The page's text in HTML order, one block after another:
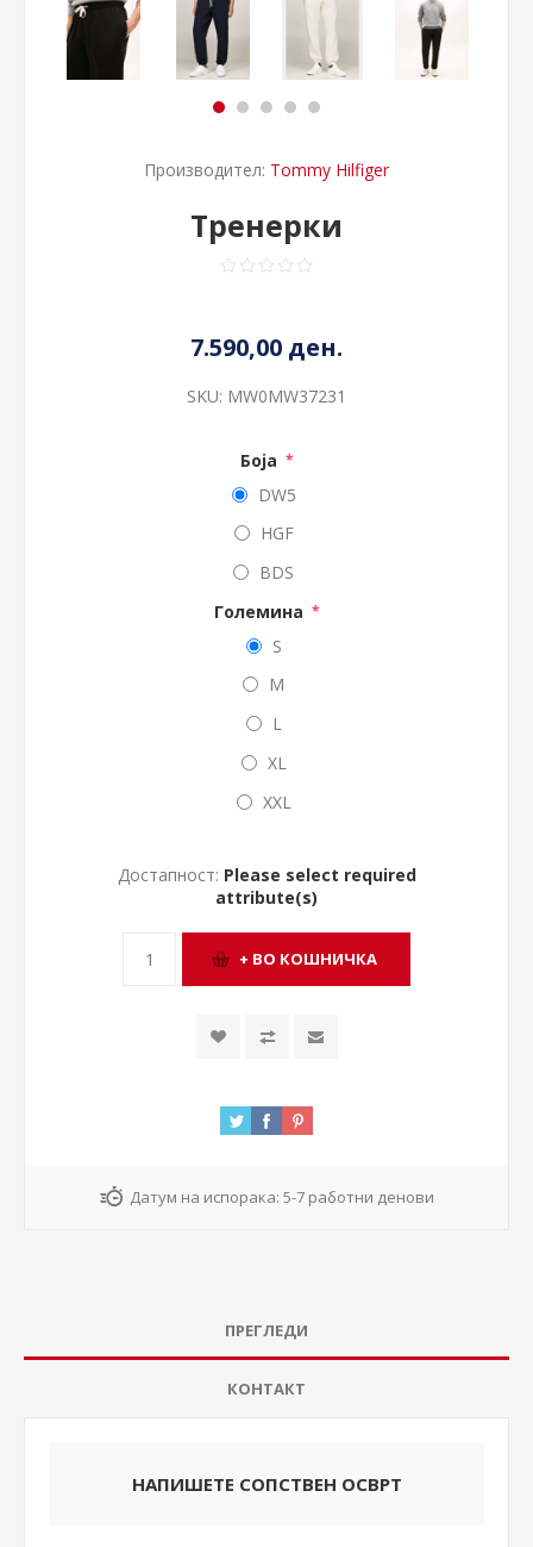
Производител: Tommy Hilfiger
Тренерки
7.590,00 ден.
SKU: MW0MW37231
Боја *
DW5
HGF
BDS
Големина *
S
M
L
XL
XXL
Достапност: Please select required
attribute(s)
Датум на испорака: 5-7 работни денови
ПРЕГЛЕДИ
КОНТАКТ
НАПИШЕТЕ СОПСТВЕН ОСВРТ